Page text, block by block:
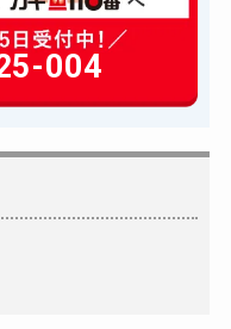
6,600円～(税込)
14,300円～(税込)
14,300円～(税込)
004